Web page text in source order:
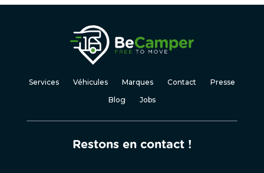
Services Véhicules Marques Contact
Presse
Blog
Jobs
Restons en contact !